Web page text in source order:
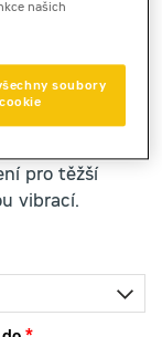
zeminový válec
Cat CS44B
pro těžší
vibrací.
našich
soubory
cookie